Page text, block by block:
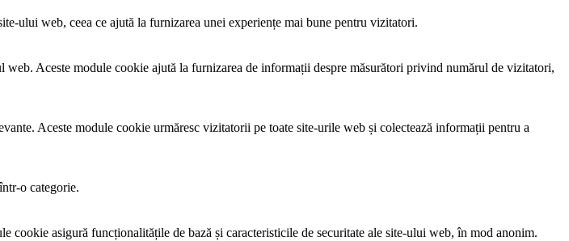
ului web, ceea ce ajută la furnizarea unei experiențe mai bune pentru vizitatori.
Aceste module cookie ajută la furnizarea de informații despre măsurători privind numărul de vizitatori,
Aceste module cookie urmăresc vizitatorii pe toate site-urile web și colectează informații pentru a
o categorie.
cookie asigură funcționalitățile de bază și caracteristicile de securitate ale site-ului web, în mod anonim.